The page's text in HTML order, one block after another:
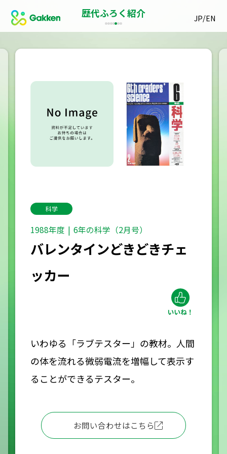
JP/EN
歴代ふろく紹介
科学
1988年度 6年の科学（2月号）
バレンタインどきどきチェ
ッカー
いわゆる「ラブテスター」の教材。人間
の体を流れる微弱電流を増幅して表示す
ることができるテスター。
お問い合わせはこちら